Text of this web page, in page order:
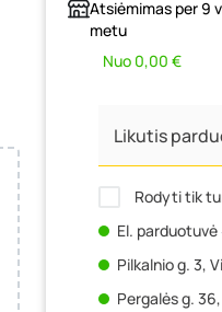
Atsiėmimas per 9
metu
Nuo 0,00 €
Rodyti tik
El. parduotuvė
Pilkalnio g. 3,
Pergalės g.